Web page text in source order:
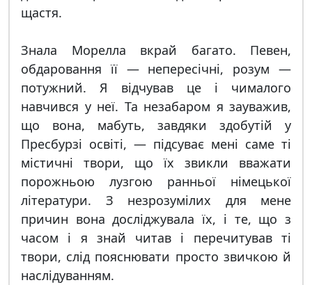
щастя.
Знала Морелла вкрай багато. Певен,
обдаровання її — непересічні, розум —
потужний. Я відчував це і чималого
навчився у неї. Та незабаром я зауважив,
що вона, мабуть, завдяки здобутій у
Пресбурзі освіті, — підсуває мені саме ті
містичні твори, що їх звикли вважати
порожньою лузгою ранньої німецької
літератури. З незрозумілих для мене
причин вона досліджувала їх, і те, що з
часом і я знай читав і перечитував ті
твори, слід пояснювати просто звичкою й
наслідуванням.